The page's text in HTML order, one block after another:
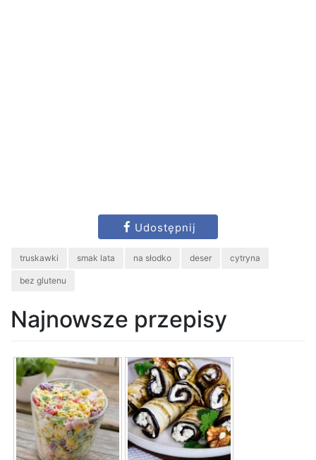
Udostępnij
truskawki smak lata na słodko deser cytryna
bez glutenu
Najnowsze przepisy